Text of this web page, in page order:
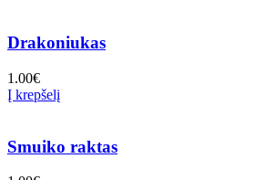
Drakoniukas
1.00€
Į krepšelį
Smuiko raktas